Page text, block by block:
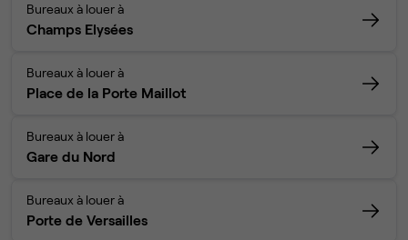
Bureaux à louer à
Champs Elysées
Bureaux à louer à
Place de la Porte Maillot
Bureaux à louer à
Gare du Nord
Bureaux à louer à
Porte de Versailles